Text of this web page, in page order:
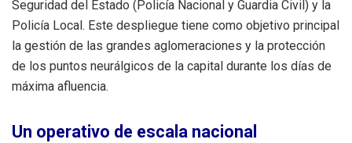
Seguridad del Estado (Policía Nacional y Guardia Civil) y la
Policía Local. Este despliegue tiene como objetivo principal
la gestión de las grandes aglomeraciones y la protección
de los puntos neurálgicos de la capital durante los días de
máxima afluencia.
Un operativo de escala nacional